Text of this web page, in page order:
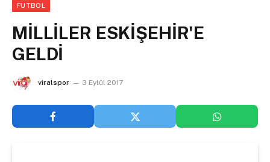
FUTBOL
MİLLİLER ESKİŞEHİR'E
GELDİ
viralspor 3 Eylül 2017